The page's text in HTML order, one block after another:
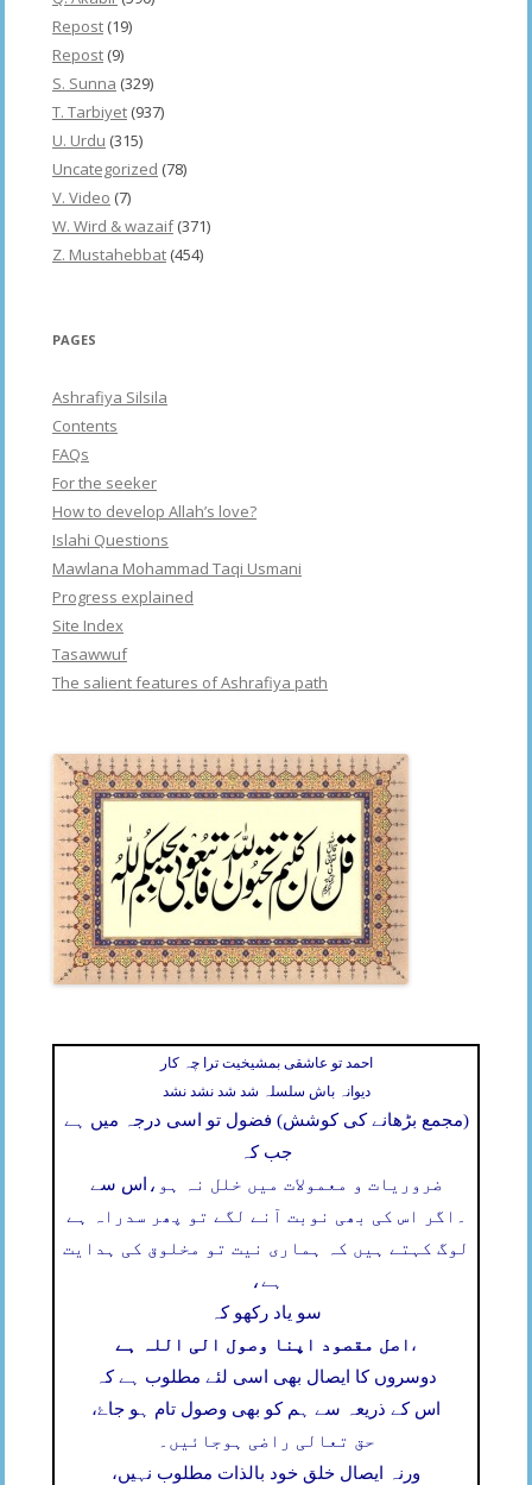
Repost (19)
Repost (9)
S. Sunna (329)
T. Tarbiyet (937)
U. Urdu (315)
Uncategorized (78)
V. Video (7)
W. Wird & wazaif(371)
Z. Mustahebbat (454)
PAGES
Ashrafiya Silsila
Contents
FAQs
For the seeker
How to develop Allah’s love?
Islahi Questions
Mawlana Mohammad Taqi Usmani
Progress explained
Site Index
Tasawwuf
The salient features of Ashrafiya path
احمد تو عاشقی بمشیخیت ترا چہ کار
دیوانہ باش سلسلہ شد شد نشد نشد
(مجمع بڑھانے کی کوشش) فضول تو اسی درجہ میں ہے
جب کہ
اس سے ضروریات و معمولات میں خلل نہ ہو،
اگر اس کی بھی نوبت آنے لگے تو پھر سدراہ ہے
لوگ کہتے ہیں کہ ہماری نیت تو مخلوق کی ہدایت
ہے،
سو یاد رکھو کہ
اصل مقصود اپنا وصول الی اللہ ہے ،
دوسروں کا ایصال بھی اسی لئے مطلوب ہے کہ
اس کے ذریعہ سے ہم کو بھی وصول تام ہو جاۓ،
حق تعالی راضی ہوجائیں۔
ورنہ ایصال خلق خود بالذات مطلوب نہیں،